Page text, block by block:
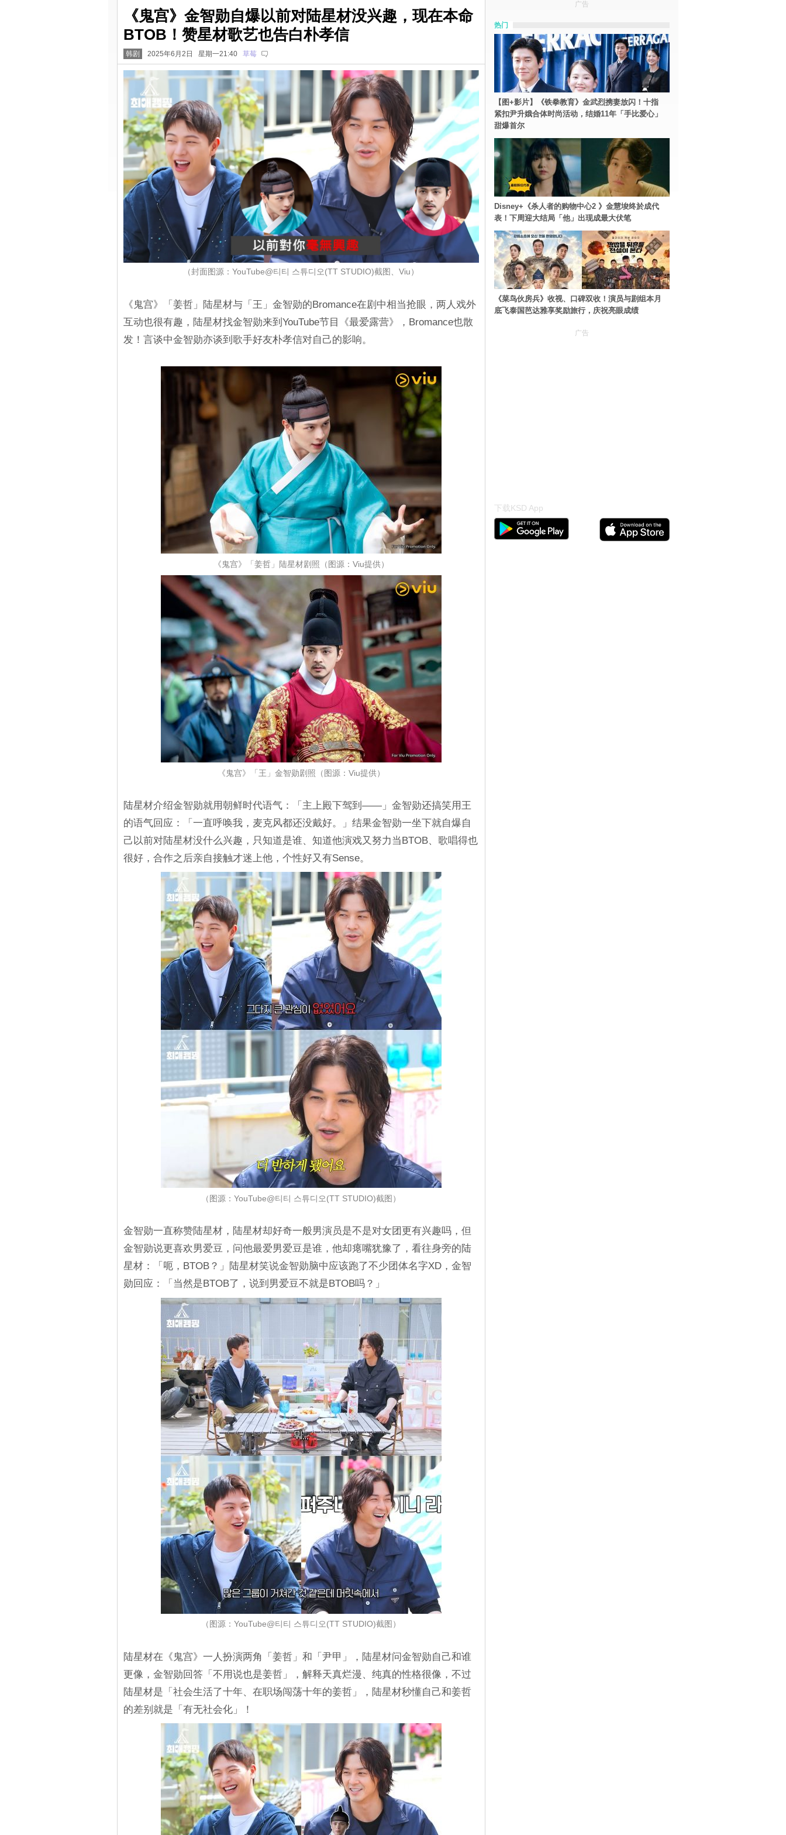
《鬼宫》金智勋自爆以前对陆星材没兴趣，现在本命
BTOB！赞星材歌艺也告白朴孝信
韩剧 2025年6月2日 星期一21:40 草莓
（封面图源：YouTube@티티 스튜디오(TT STUDIO)截图、Viu）
《鬼宫》「姜哲」陆星材与「王」金智勋的Bromance在剧中相当抢眼，两人戏外
互动也很有趣，陆星材找金智勋来到YouTube节目《最爱露营》，Bromance也散
发！言谈中金智勋亦谈到歌手好友朴孝信对自己的影响。
《鬼宫》「姜哲」陆星材剧照（图源：Viu提供）
《鬼宫》「王」金智勋剧照（图源：Viu提供）
陆星材介绍金智勋就用朝鲜时代语气：「主上殿下驾到――」金智勋还搞笑用王
的语气回应：「一直呼唤我，麦克风都还没戴好。」结果金智勋一坐下就自爆自
己以前对陆星材没什么兴趣，只知道是谁、知道他演戏又努力当BTOB、歌唱得也
很好，合作之后亲自接触才迷上他，个性好又有Sense。
（图源：YouTube@티티 스튜디오(TT STUDIO)截图）
金智勋一直称赞陆星材，陆星材却好奇一般男演员是不是对女团更有兴趣吗，但
金智勋说更喜欢男爱豆，问他最爱男爱豆是谁，他却瘪嘴犹豫了，看往身旁的陆
星材：「呃，BTOB？」陆星材笑说金智勋脑中应该跑了不少团体名字XD，金智
勋回应：「当然是BTOB了，说到男爱豆不就是BTOB吗？」
（图源：YouTube@티티 스튜디오(TT STUDIO)截图）
陆星材在《鬼宫》一人扮演两角「姜哲」和「尹甲」，陆星材问金智勋自己和谁
更像，金智勋回答「不用说也是姜哲」，解释天真烂漫、纯真的性格很像，不过
陆星材是「社会生活了十年、在职场闯荡十年的姜哲」，陆星材秒懂自己和姜哲
的差别就是「有无社会化」！
广告
热门
【图+影片】《铁拳教育》金武烈携妻放闪！十指
紧扣尹升娥合体时尚活动，结婚11年「手比爱心」
甜爆首尔
Disney+《杀人者的购物中心2 》金慧埈终於成代
表！下周迎大结局「他」出现成最大伏笔
《菜鸟伙房兵》收视、口碑双收！演员与剧组本月
底飞泰国芭达雅享奖励旅行，庆祝亮眼成绩
广告
下载KSD App